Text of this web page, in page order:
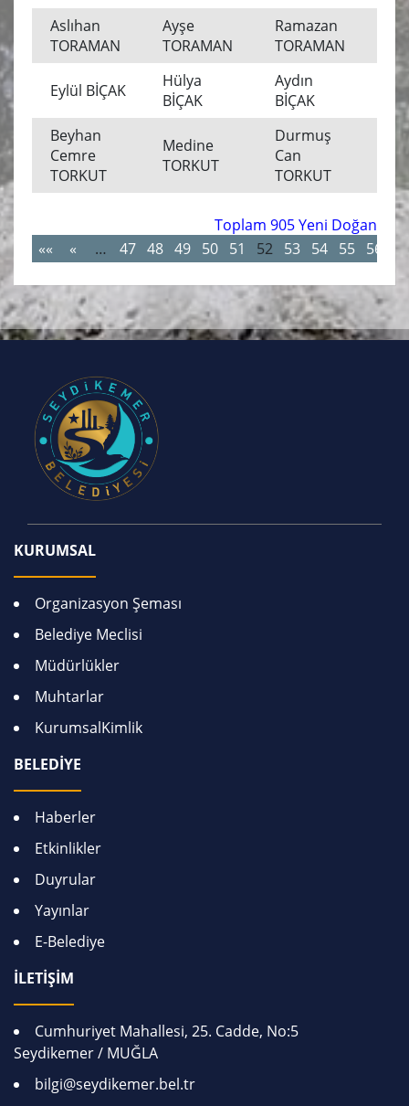
Aslıhan
TORAMAN
Ayşe
TORAMAN
Ramazan
TORAMAN
Eylül BİÇAK
Hülya
BİÇAK
Aydın
BİÇAK
Beyhan
Cemre
TORKUT
Medine
TORKUT
Durmuş
Can
TORKUT
Toplam 905 Yeni Doğan
««
« … 47 48 49 50 51 52 53 54 55 56 …
KURUMSAL
Organizasyon Şeması
Belediye Meclisi
Müdürlükler
Muhtarlar
KurumsalKimlik
BELEDİYE
Haberler
Etkinlikler
Duyrular
Yayınlar
E-Belediye
İLETİŞİM
Cumhuriyet Mahallesi, 25. Cadde, No:5
Seydikemer / MUĞLA
bilgi@seydikemer.bel.tr